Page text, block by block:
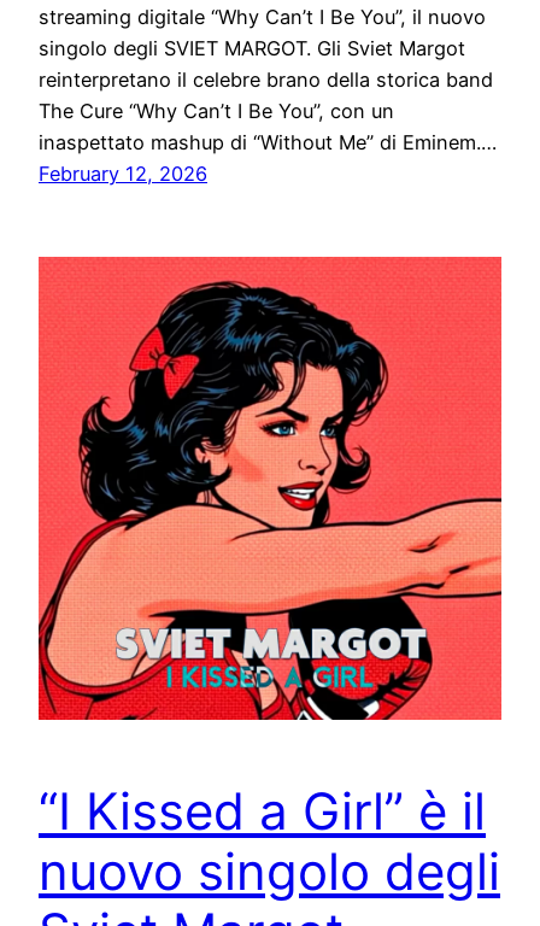
streaming digitale “Why Can’t I Be You”, il nuovo
singolo degli SVIET MARGOT. Gli Sviet Margot
reinterpretano il celebre brano della storica band
The Cure “Why Can’t I Be You”, con un
inaspettato mashup di “Without Me” di Eminem.…
February 12, 2026
“I Kissed a Girl” è il
nuovo singolo degli